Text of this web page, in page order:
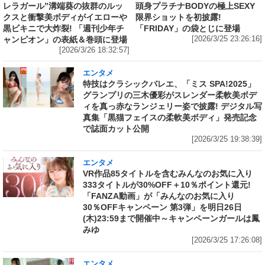
レラガール”溝端葵の抜群のルッ
クスと衝撃美ボディがイエローや
黒ビキニで大炸裂! 「週刊少年チ
ャンピオン」の表紙＆巻頭に登場
[2026/3/26 18:32:57]
頭身プラチナBODYの極上SEXY
限界ショットを初披露!
「FRIDAY」の袋とじに登場
[2026/3/25 23:26:16]
エンタメ
特技はクラシックバレエ、「ミス SPA!2025」
グランプリの三木優彩がスレンダー柔軟美ボデ
ィを真っ赤なランジェリー姿で披露! デジタル写
真集「黒猫フェイスの柔軟美ボディ」発売記念
で誌面カット公開
[2026/3/25 19:38:39]
エンタメ
VR作品85タイトルを含むみんなのお気に入り
333タイトルが30%OFF＋10％ポイント還元!
「FANZA動画」が「みんなのお気に入り
30％OFFキャンペーン 第3弾」を明日26日
(木)23:59まで開催中～キャンペーンガールは鳳
みゆ
[2026/3/25 17:26:08]